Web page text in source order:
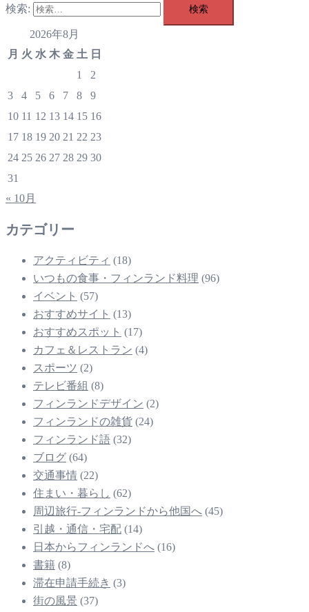
検索:
2026年8月
月 火 水 木 金 土 日
1
2
3
4 5 6 7 8
9
10 11 12 13 14 15 16
17 18 19 20 21 22 23
24 25 26 27 28 29 30
31
« 10月
カテゴリー
アクティビティ (18)
いつもの食事・フィンランド料理 (96)
イベント (57)
おすすめサイト (13)
おすすめスポット (17)
カフェ＆レストラン (4)
スポーツ (2)
テレビ番組 (8)
フィンランドデザイン (2)
フィンランドの雑貨 (24)
フィンランド語 (32)
ブログ (64)
交通事情 (22)
住まい・暮らし (62)
周辺旅行-フィンランドから他国へ (45)
引越・通信・宅配 (14)
日本からフィンランドへ (16)
書籍 (8)
滞在申請手続き (3)
街の風景 (37)